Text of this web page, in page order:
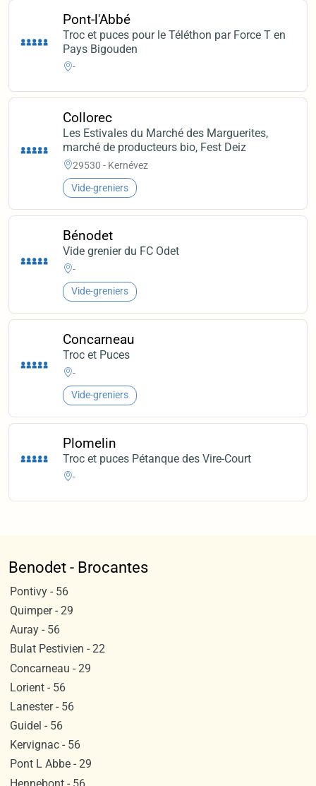
Pont-l'Abbé
Troc et puces pour le Téléthon par Force T en
Pays Bigouden
-
Collorec
Les Estivales du Marché des Marguerites,
marché de producteurs bio, Fest Deiz
29530 - Kernévez
Vide-greniers
Bénodet
Vide grenier du FC Odet
-
Vide-greniers
Concarneau
Troc et Puces
-
Vide-greniers
Plomelin
Troc et puces Pétanque des Vire-Court
-
Benodet - Brocantes
Pontivy - 56
Quimper - 29
Auray - 56
Bulat Pestivien - 22
Concarneau - 29
Lorient - 56
Lanester - 56
Guidel - 56
Kervignac - 56
Pont L Abbe - 29
Hennebont - 56